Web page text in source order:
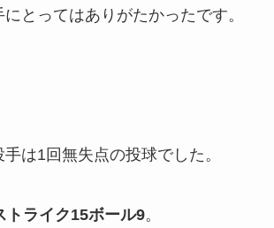
とってはありがたかったです。
は1回無失点の投球でした。
トライク15ボール9。